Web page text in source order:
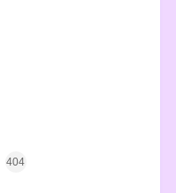
404